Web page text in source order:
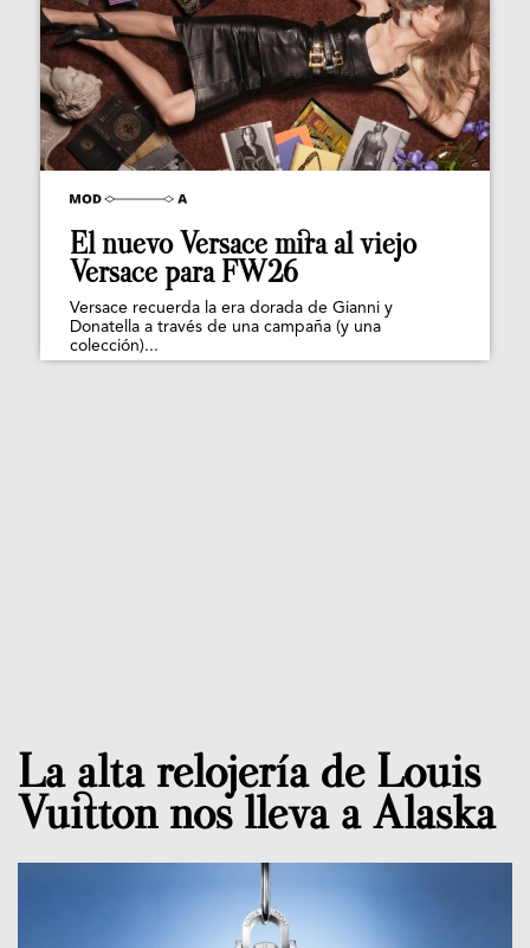
El nuevo Versace mira al viejo
Versace para FW26
Versace recuerda la era dorada de Gianni y
Donatella a través de una campaña (y una
colección)...
La alta relojería de Louis
Vuitton nos lleva a Alaska